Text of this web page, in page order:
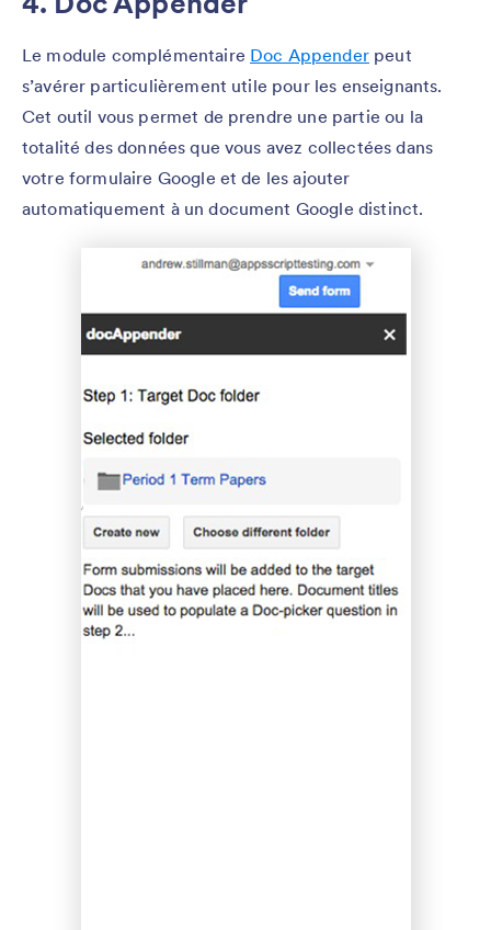
Le module complémentaire Doc Appenderpeut
s’avérer particulièrement utile pour les enseignants.
Cet outil vous permet de prendre une partie ou la
totalité des données que vous avez collectées dans
votre formulaire Google et de les ajouter
automatiquement à un document Google distinct.